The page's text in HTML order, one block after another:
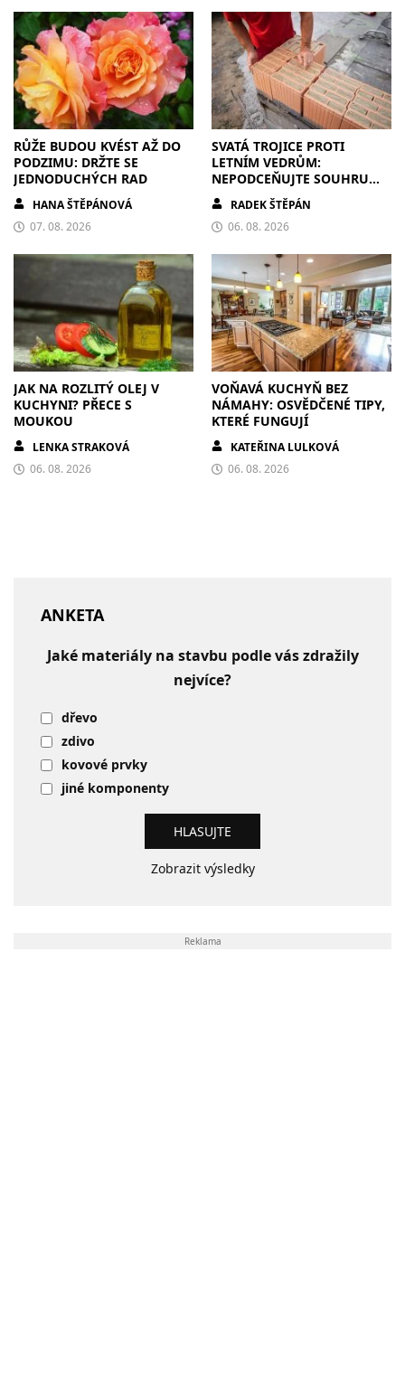
RŮŽE BUDOU KVÉST AŽ DO
PODZIMU: DRŽTE SE
JEDNODUCHÝCH RAD
HANA ŠTĚPÁNOVÁ
07. 08. 2026
SVATÁ TROJICE PROTI
LETNÍM VEDRŮM:
NEPODCEŇUJTE SOUHRU
ZDIVA A STÍNĚNÍ
RADEK ŠTĚPÁN
06. 08. 2026
JAK NA ROZLITÝ OLEJ V
KUCHYNI? PŘECE S
MOUKOU
LENKA STRAKOVÁ
06. 08. 2026
VOŇAVÁ KUCHYŇ BEZ
NÁMAHY: OSVĚDČENÉ TIPY,
KTERÉ FUNGUJÍ
KATEŘINA LULKOVÁ
06. 08. 2026
ANKETA
Jaké materiály na stavbu podle vás zdražily
nejvíce?
dřevo
zdivo
kovové prvky
jiné komponenty
Zobrazit výsledky
Reklama